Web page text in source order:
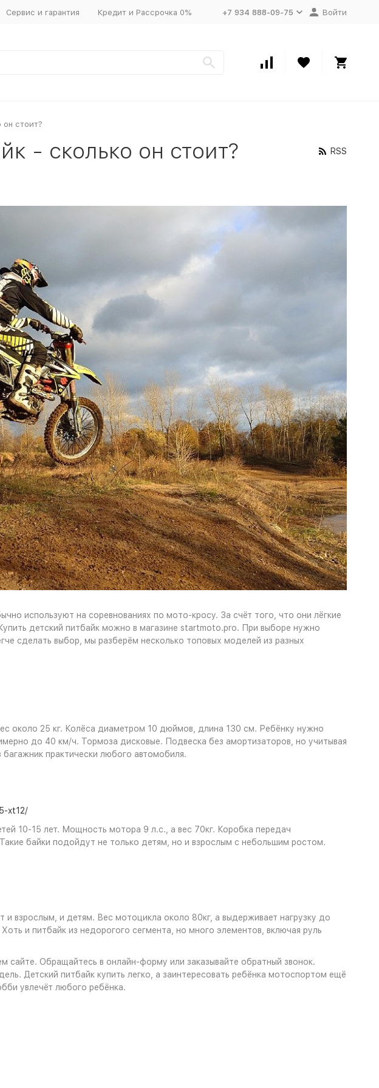
Сервис и гарантия Кредит и Рассрочка 0% +7 934 888-09-75 Войти
он стоит?
- сколько он стоит? RSS
используют на соревнованиях по мото-кросу. За счёт того, что они лёгкие
детский питбайк можно в магазине startmoto.pro. При выборе нужно
сделать выбор, мы разберём несколько топовых моделей из разных
около 25 кг. Колёса диаметром 10 дюймов, длина 130 см. Ребёнку нужно
до 40 км/ч. Тормоза дисковые. Подвеска без амортизаторов, но учитывая
практически любого автомобиля.
xt12/
10-15 лет. Мощность мотора 9 л.с., а вес 70кг. Коробка передач
байки подойдут не только детям, но и взрослым с небольшим ростом.
взрослым, и детям. Вес мотоцикла около 80кг, а выдерживает нагрузку до
и питбайк из недорогого сегмента, но много элементов, включая руль
сайте. Обращайтесь в онлайн-форму или заказывайте обратный звонок.
Детский питбайк купить легко, а заинтересовать ребёнка мотоспортом ещё
увлечёт любого ребёнка.